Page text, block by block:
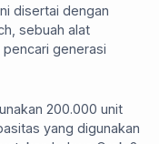
disertai dengan
sebuah alat
generasi
200.000 unit
yang digunakan